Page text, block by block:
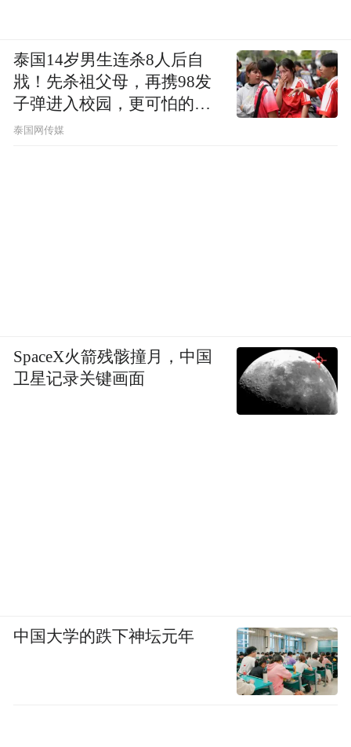
泰国14岁男生连杀8人后自
戕！先杀祖父母，再携98发
子弹进入校园，更可怕的细
节公布了
泰国网传媒
SpaceX火箭残骸撞月，中国
卫星记录关键画面
中国大学的跌下神坛元年